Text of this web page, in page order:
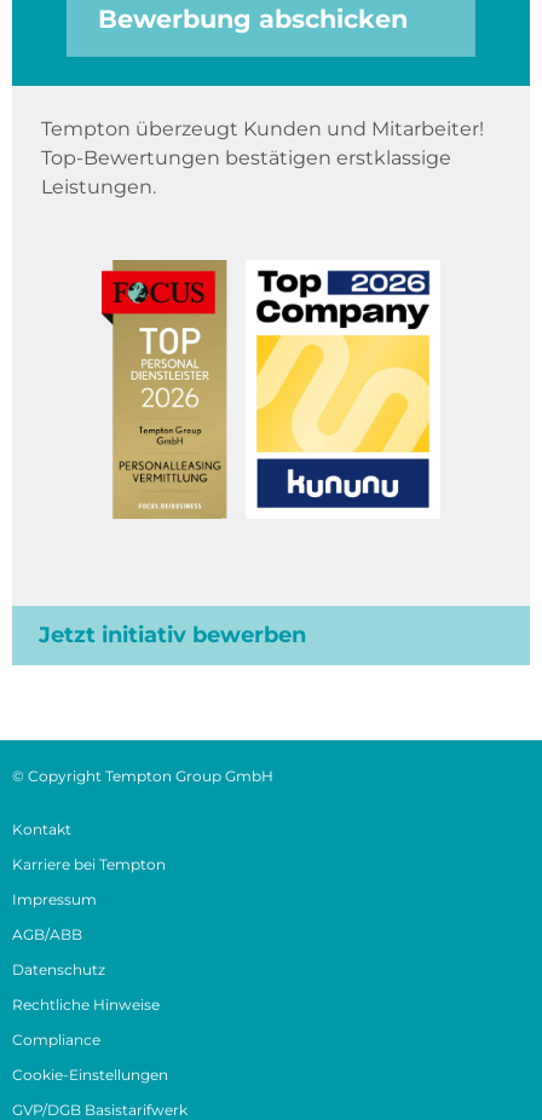
Bewerbung abschicken
Tempton überzeugt Kunden und Mitarbeiter!
Top-Bewertungen bestätigen erstklassige
Leistungen.
Jetzt initiativ bewerben
© Copyright Tempton Group GmbH
Kontakt
Karriere bei Tempton
Impressum
AGB/ABB
Datenschutz
Rechtliche Hinweise
Compliance
Cookie-Einstellungen
GVP/DGB Basistarifwerk